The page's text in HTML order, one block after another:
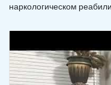
наркологическом